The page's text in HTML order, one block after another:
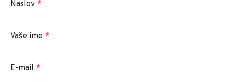
Naslov *
Vaše ime *
E-mail *